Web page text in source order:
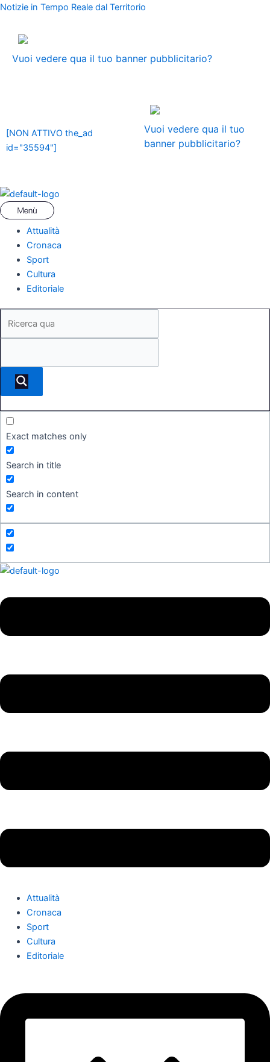
Vai
contenuto
Notizie in Tempo Reale dal Territorio
Vuoi vedere qua il tuo banner pubblicitario?
[NON ATTIVO the_ad
id="35594"]
ADS
Vuoi vedere qua il tuo
banner pubblicitario?
Menu
Attualità
Cronaca
Sport
Cultura
Editoriale
Exact matches only
Search in title
Search in content
Attualità
Cronaca
Sport
Cultura
Editoriale
Navigazione